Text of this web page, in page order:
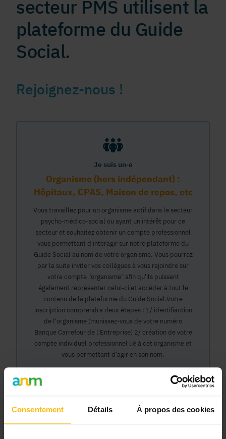
Consentement Détails À propos des cookies
secteur PMS utilisent la
plateforme du Guide
Social.
Rejoignez-nous !
Je suis un·e
Organisme (hors indépendant) :
Hôpitaux, CPAS, Maison de repos, etc
Vous travaillez pour un organisme actif dans le secteur
psycho-médico-social ou ayant un intérêt pour ce
secteur et souhaitez obtenir un compte professionnel
vous permettant d'interagir sur notre plateforme du
Guide Social au nom de votre organisme. Vous pourrez
par la suite inviter vos collègues à vous rejoindre sur
votre compte "organisme" afin qu'ils puissent
également représenter celui-ci et accéder à tout le
contenu de la plateforme du Guide Social.Votre
inscription comprendra deux étapes : 1/ identifiaction
de l'organisme (munissez-vous de votre numéro
Banque Carrefour de l'Entreprise) 2/ création de votre
compte individuel professionnel lié à cet organisme et
vous permettant d'agir en son nom.